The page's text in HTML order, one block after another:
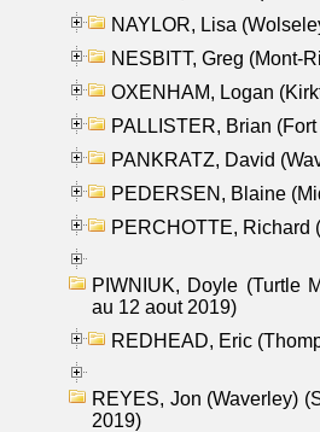
NAYLOR, Lisa
NESBITT, Greg (Mont-
OXENHAM, Logan
PALLISTER, Brian
PANKRATZ, David
PEDERSEN, Blaine
PERCHOTTE, Richard
PIWNIUK, Doyle (Turtle
au 12 aout 2019)
REDHEAD, Eric
REYES, Jon (Waverley)
2019)